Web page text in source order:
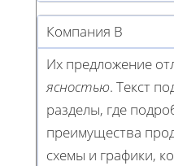
Компания B
Их предложение
ясностью. Текст
разделы, где
преимущества
схемы и графики,